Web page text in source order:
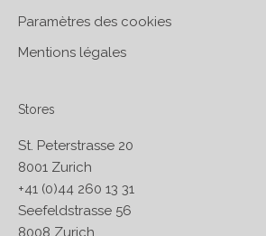
Paramètres des cookies
Mentions légales
Stores
St. Peterstrasse 20
8001 Zurich
+41 (0)44 260 13 31
Seefeldstrasse 56
8008 Zurich